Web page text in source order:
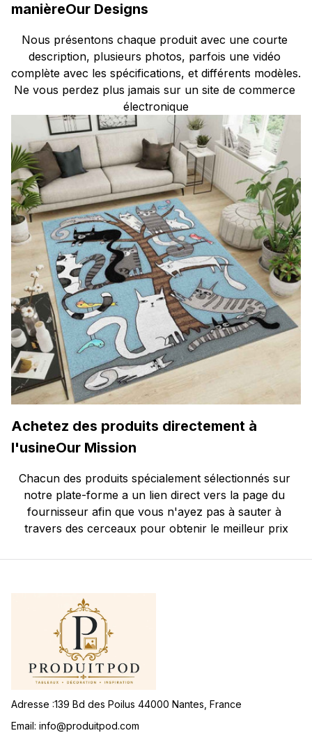
manièreOur Designs
Nous présentons chaque produit avec une courte
description, plusieurs photos, parfois une vidéo
complète avec les spécifications, et différents modèles.
Ne vous perdez plus jamais sur un site de commerce
électronique
Achetez des produits directement à
l'usineOur Mission
Chacun des produits spécialement sélectionnés sur
notre plate-forme a un lien direct vers la page du
fournisseur afin que vous n'ayez pas à sauter à
travers des cerceaux pour obtenir le meilleur prix
Adresse :139 Bd des Poilus 44000 Nantes, France
Email: info@produitpod.com